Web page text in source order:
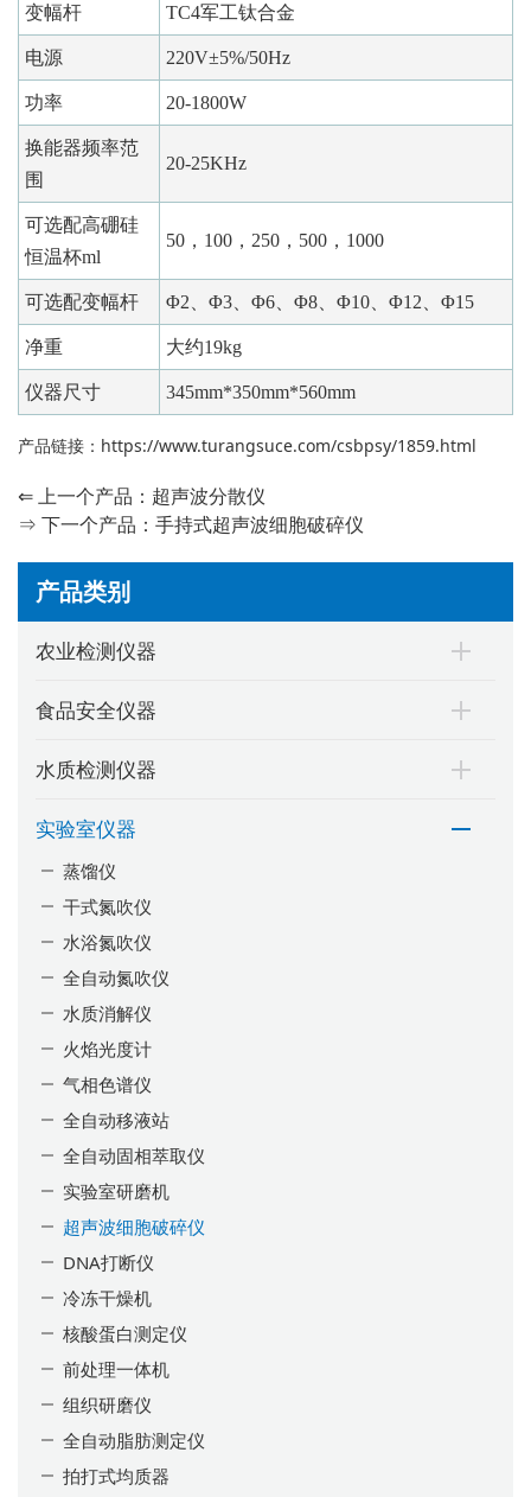
产品类别
农业检测仪器
食品安全仪器
水质检测仪器
实验室仪器
蒸馏仪
干式氮吹仪
水浴氮吹仪
全自动氮吹仪
水质消解仪
火焰光度计
气相色谱仪
全自动移液站
全自动固相萃取仪
实验室研磨机
超声波细胞破碎仪
DNA打断仪
冷冻干燥机
核酸蛋白测定仪
前处理一体机
组织研磨仪
全自动脂肪测定仪
拍打式均质器
变幅杆 TC4军工钛合金
电源 220V±5%/50Hz
功率 20-1800W
换能器频率范
围
20-25KHz
可选配高硼硅
恒温杯ml
50，100，250，500，1000
可选配变幅杆 Φ2、Φ3、Φ6、Φ8、Φ10、Φ12、Φ15
净重 大约19kg
仪器尺寸 345mm*350mm*560mm
产品链接： https://www.turangsuce.com/csbpsy/1859.html
⇐ 上一个产品： 超声波分散仪
⇒ 下一个产品： 手持式超声波细胞破碎仪